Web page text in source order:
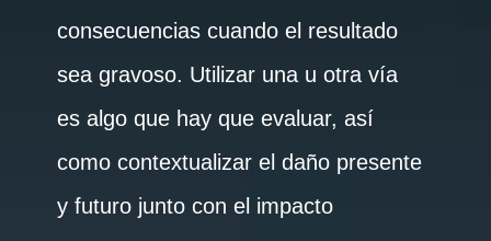
consecuencias cuando el resultado
sea gravoso. Utilizar una u otra vía
es algo que hay que evaluar, así
como contextualizar el daño presente
y futuro junto con el impacto